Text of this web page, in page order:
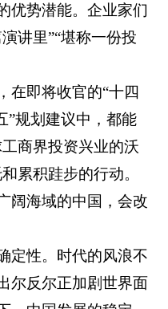
优势潜能。企业家们
讲里”“堪称一份投
在即将收官的“十四
”规划建议中，都能
商界投资兴业的沃
累积跬步的行动。
阔海域的中国，会改
定性。时代的风浪不
尔反尔正加剧世界面